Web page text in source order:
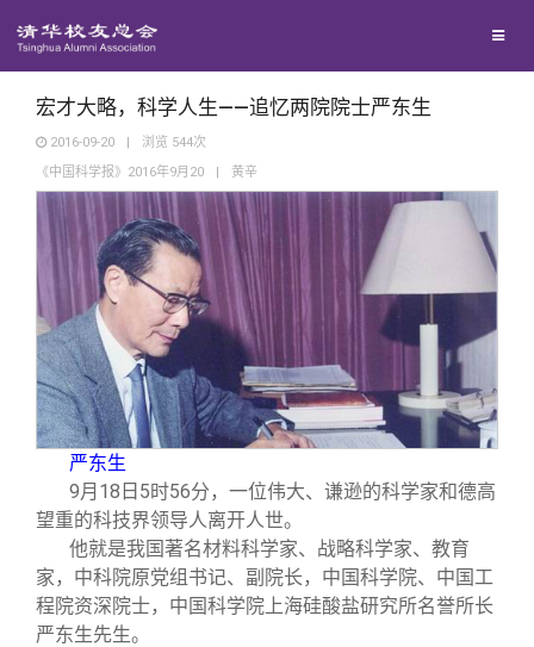
西南联大校友会
义工计划
新媒体平台
青春风采
校友文苑
校友讲坛
校友视界
校友服务
信息化服务
三创大赛
总会简介
会长致辞
关闭
宏才大略，科学人生——追忆两院院士严东生
2016-09-20 | 浏览 544次
《中国科学报》2016年9月20
| 黄辛
严东生
9月18日5时56分，一位伟大、谦逊的科学家和德高
望重的科技界领导人离开人世。
他就是我国著名材料科学家、战略科学家、教育
家，中科院原党组书记、副院长，中国科学院、中国工
程院资深院士，中国科学院上海硅酸盐研究所名誉所长
严东生先生。